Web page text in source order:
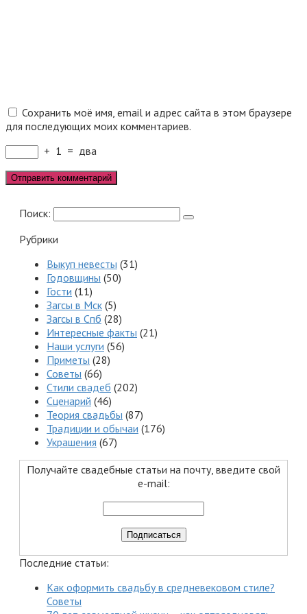
Сохранить моё имя, email и адрес сайта в этом браузере
для последующих моих комментариев.
+ 1 = два
Поиск:
Рубрики
Выкуп невесты (31)
Годовщины (50)
Гости (11)
Загсы в Мск (5)
Загсы в Спб (28)
Интересные факты (21)
Наши услуги (56)
Приметы (28)
Советы (66)
Стили свадеб (202)
Сценарий (46)
Теория свадьбы (87)
Традиции и обычаи (176)
Украшения (67)
Получайте свадебные статьи на почту, введите свой
e-mail:
Последние статьи:
Как оформить свадьбу в средневековом стиле?
Советы